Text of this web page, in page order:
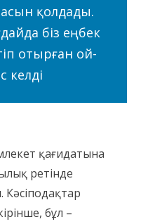
қолдады.
біз еңбек
отырған ой-
келді
қағидатына
ретінде
Кәсіподақтар
бұл –